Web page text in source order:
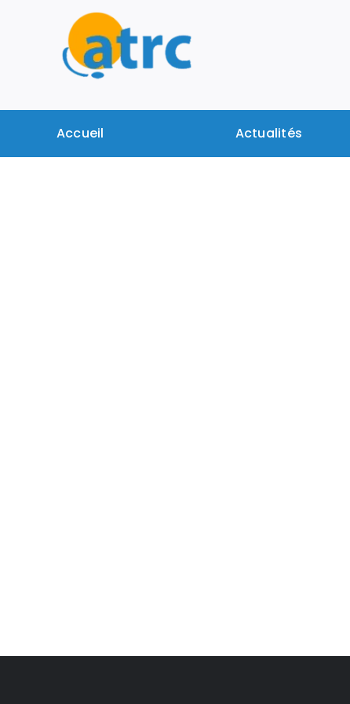
Accueil Actualités